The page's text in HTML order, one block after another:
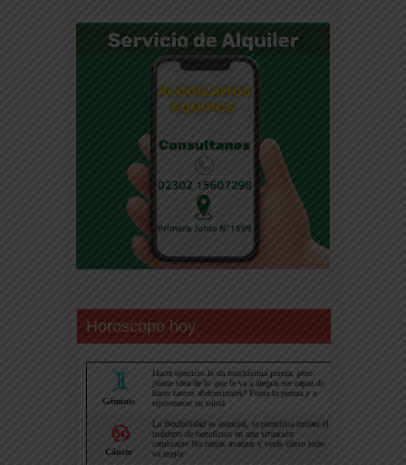
Horoscopo hoy